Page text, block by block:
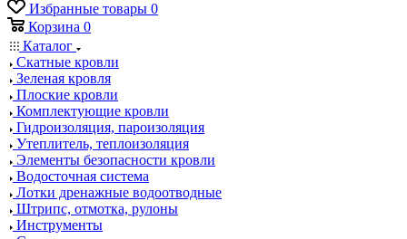
Избранные товары 0
Корзина 0
Каталог
Скатные кровли
Зеленая кровля
Плоские кровли
Комплектующие кровли
Гидроизоляция, пароизоляция
Утеплитель, теплоизоляция
Элементы безопасности кровли
Водосточная система
Лотки дренажные водоотводные
Штрипс, отмотка, рулоны
Инструменты